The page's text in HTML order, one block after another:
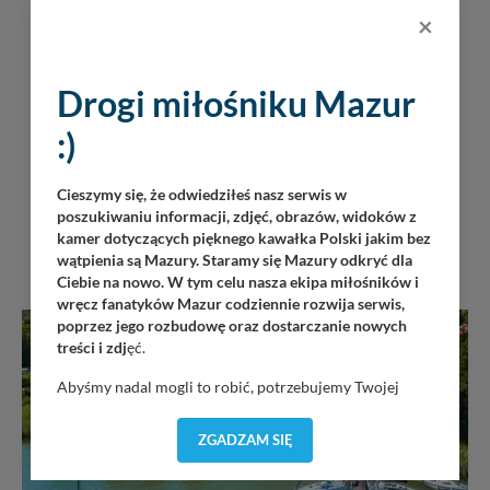
INNE PORTY W OKOLICY
SWJM
×
Drogi miłośniku Mazur
:)
Cieszymy się, że odwiedziłeś nasz serwis w
poszukiwaniu informacji, zdjęć, obrazów, widoków z
kamer dotyczących pięknego kawałka Polski jakim bez
wątpienia są Mazury. Staramy się Mazury odkryć dla
Ciebie na nowo. W tym celu nasza ekipa miłośników i
wręcz fanatyków Mazur codziennie rozwija serwis,
poprzez jego rozbudowę oraz dostarczanie nowych
treści i zdjęć.
Abyśmy nadal mogli to robić, potrzebujemy Twojej
dostosować do Twoich preferencji. Twoje dane (w tym
pliki cookies) będą zapisywane w celu usprawnienia
ZGADZAM SIĘ